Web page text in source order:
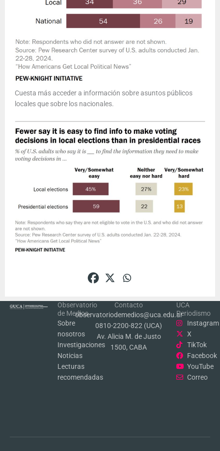
Cuesta más acceder a información sobre asuntos públicos
locales que sobre los nacionales.
Observatorio
de Medios
Sobre
nosotros
Investigaciones
Noticias
Lecturas
recomendadas
Contacto
observatoriodemedios@uca.edu.ar
0810-2200-822 (UCA)
Av. Alicia M. de Justo
1500, CABA
UCA
Periodismo
Instagram
X
TikTok
Facebook
YouTube
Correo